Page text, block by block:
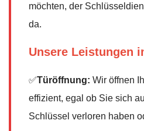
möchten, der
da.
Unsere Leistungen
✅Türöffnung: Wir öffnen
effizient, egal ob Sie sich
Schlüssel verloren haben